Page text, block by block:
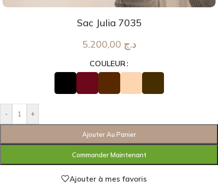
Sac Julia 7035
د.ج
COULEUR
- +
Ajouter Au Panier
Commander Maintenant
Ajouter à mes favoris